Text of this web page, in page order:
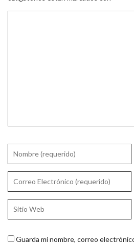
Guarda mi nombre, correo